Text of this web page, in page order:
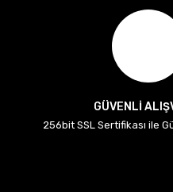
GÜVENLİ
256bit SSL Sertifikası ile